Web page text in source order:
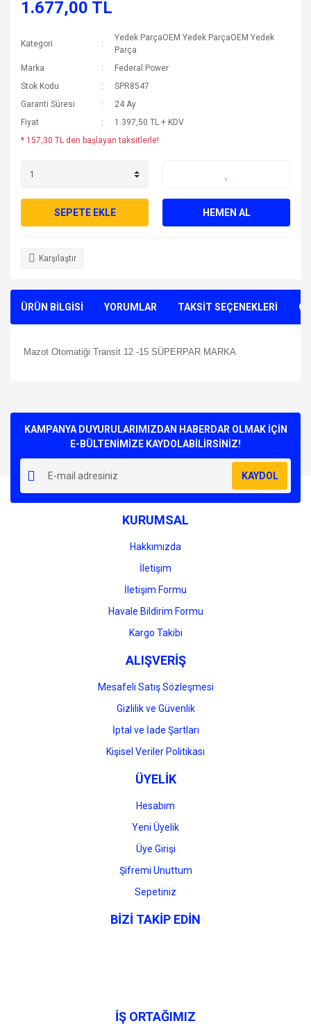
1.677,00 TL
Kategori
Yedek ParçaOEM Yedek ParçaOEM Yedek
Parça
Marka
Federal Power
Stok Kodu
SPR8547
Garanti Süresi
24 Ay
Fiyat
1.397,50 TL + KDV
* 157,30 TL den başlayan taksitlerle!
SEPETE EKLE HEMEN AL
Karşılaştır
ÜRÜN BİLGİSİ YORUMLAR TAKSİT SEÇENEKLERİ
Mazot Otomatiği Transit 12 -15 SÜPERPAR MARKA
Yorum Yaz
kullanarak tarafımıza iletebilirsiniz.
Görüş ve önerileriniz için teşekkür ederiz.
Ürün resmi kalitesiz, bozuk veya görüntülenemiyor.
Ürün açıklamasında eksik bilgiler bulunuyor.
Ürün bilgilerinde hatalar bulunuyor.
Ürün fiyatı diğer sitelerden daha pahalı.
Gönder
KAMPANYA DUYURULARIMIZDAN HABERDAR OLMAK İÇİN
E-BÜLTENİMİZE KAYDOLABİLİRSİNİZ!
KAYDOL
KURUMSAL
Hakkımızda
İletişim
İletişim Formu
Havale Bildirim Formu
Kargo Takibi
ALIŞVERİŞ
Mesafeli Satış Sözleşmesi
Gizlilik ve Güvenlik
İptal ve İade Şartları
Kişisel Veriler Politikası
ÜYELİK
Hesabım
Yeni Üyelik
Üye Girişi
Şifremi Unuttum
Sepetiniz
BİZİ TAKİP EDİN
İŞ ORTAĞIMIZ